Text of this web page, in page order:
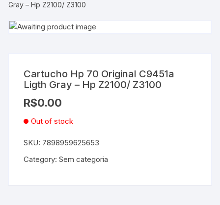
Gray – Hp Z2100/ Z3100
Cartucho Hp 70 Original C9451a
Ligth Gray – Hp Z2100/ Z3100
R$0.00
Out of stock
SKU: 7898959625653
Category:Sem categoria